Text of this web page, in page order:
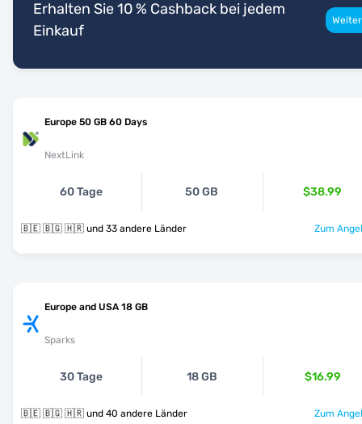
Erhalten Sie 10 % Cashback bei jedem
Einkauf
Europe 50 GB 60 Days
NextLink
60 Tage 50 GB $38.99
🇧🇪 🇧🇬 🇭🇷 und 33 andere Länder Zum
Europe and USA 18 GB
Sparks
30 Tage 18 GB $16.99
🇧🇪 🇧🇬 🇭🇷 und 40 andere Länder Zum